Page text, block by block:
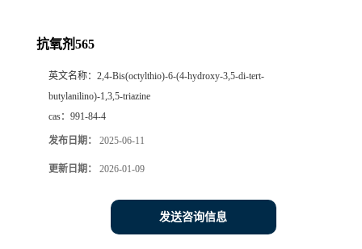
抗氧剂565
英文名称： 2,4-Bis(octylthio)-6-(4-hydroxy-3,5-di-tert-
butylanilino)-1,3,5-triazine
cas： 991-84-4
发布日期： 2025-06-11
更新日期： 2026-01-09
发送咨询信息